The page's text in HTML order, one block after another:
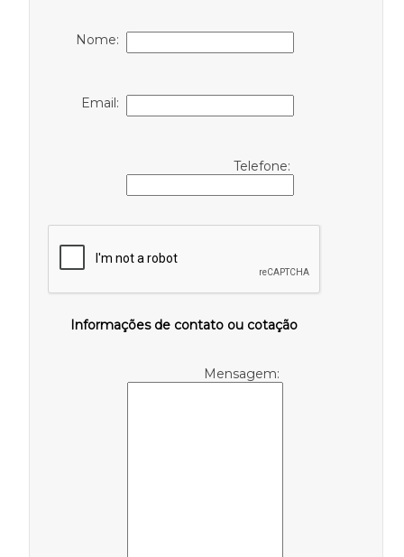
Nome:
Email:
Telefone:
Informações de contato ou cotação
Mensagem: